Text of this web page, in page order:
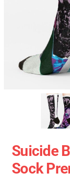
Suicide
Sock